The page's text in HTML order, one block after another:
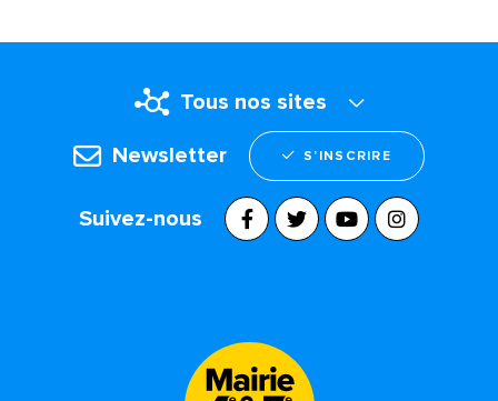
Tous nos sites
Newsletter S’INSCRIRE
Suivez-nous